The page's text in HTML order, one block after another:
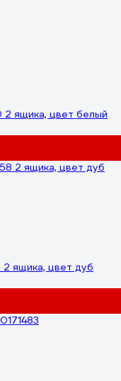
ящика, цвет белый
ящика, цвет дуб